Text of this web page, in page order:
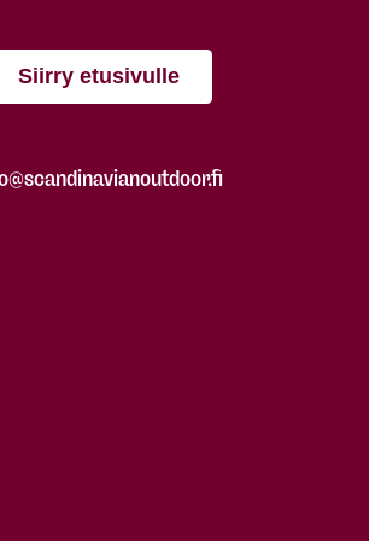
Siirry etusivulle